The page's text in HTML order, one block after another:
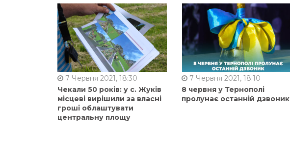
7 Червня 2021, 18:30
Чекали 50 років: у с. Жуків
місцеві вирішили за власні
гроші облаштувати
центральну площу
7 Червня 2021, 18:10
8 червня у Тернополі
пролунає останній дзвоник